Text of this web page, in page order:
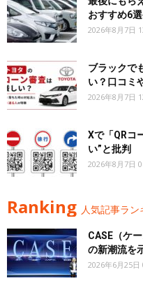
おすすめ6
2026年8月7日
ブラックで
い？口コミ
2026年8月7日
Xで「QRコ
い”と批判
2026年8月7日
Ranking 人気記事ラン
CASE（ケ
の新潮流を
2026年6月25日